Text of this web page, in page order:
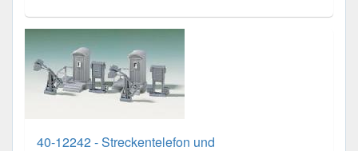
40-12242 - Streckentelefon und